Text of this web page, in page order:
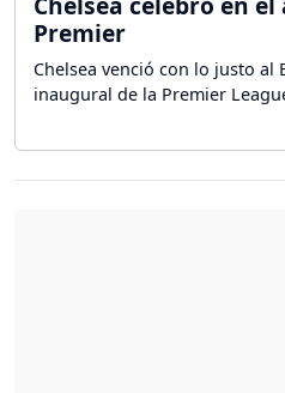
Premier
Chelsea venció con lo justo al
inaugural de la Premier